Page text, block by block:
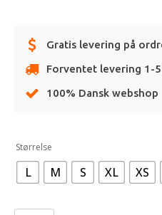
Gratis levering på
Forventet levering 1-
100% Dansk webshop
Størrelse
L M S XL XS